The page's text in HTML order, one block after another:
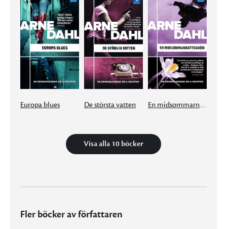
Europa blues De största vatten En midsommarnattsdröm
Visa alla 10 böcker
Fler böcker av författaren